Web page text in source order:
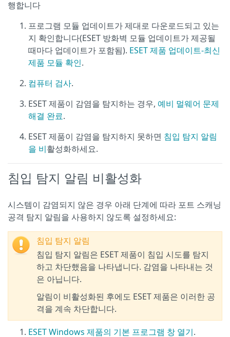
행합니다
프로그램 모듈 업데이트가 제대로 다운로드되고 있는
지 확인합니다(ESET 방화벽 모듈 업데이트가 제공될
때마다 업데이트가 포함됨). ESET 제품 업데이트-최신
제품 모듈 확인.
컴퓨터 검사.
ESET 제품이 감염을 탐지하는 경우, 예비 멀웨어 문제
해결 완료.
ESET 제품이 감염을 탐지하지 못하면 침입 탐지 알림
을 비활성화하세요.
침입 탐지 알림 비활성화
시스템이 감염되지 않은 경우 아래 단계에 따라 포트 스캐닝
공격 탐지 알림을 사용하지 않도록 설정하세요:
침입 탐지 알림
침입 탐지 알림은 ESET 제품이 침입 시도를 탐지
하고 차단했음을 나타냅니다. 감염을 나타내는 것
은 아닙니다.
알림이 비활성화된 후에도 ESET 제품은 이러한 공
격을 계속 차단합니다.
ESET Windows 제품의 기본 프로그램 창 열기.